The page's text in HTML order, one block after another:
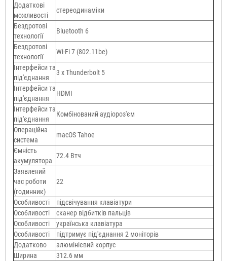
Додаткові
можливості
стереодинаміки
Бездротові
технології
Bluetooth 6
Бездротові
технології
Wi-Fi 7 (802.11be)
Інтерфейси та
під'єднання
3 х Thunderbolt 5
Інтерфейси та
під'єднання
HDMI
Інтерфейси та
під'єднання
Комбінований аудіороз'єм
Операційна
система
macOS Tahoe
Ємність
акумулятора
72.4 Втч
Заявлений
час роботи
(годинник)
22
Особливості
підсвічування клавіатури
Особливості
сканер відбитків пальців
Особливості
українська клавіатура
Особливості
підтримує під'єднання 2 моніторів
Додатково
алюмінієвий корпус
Ширина
312.6 мм